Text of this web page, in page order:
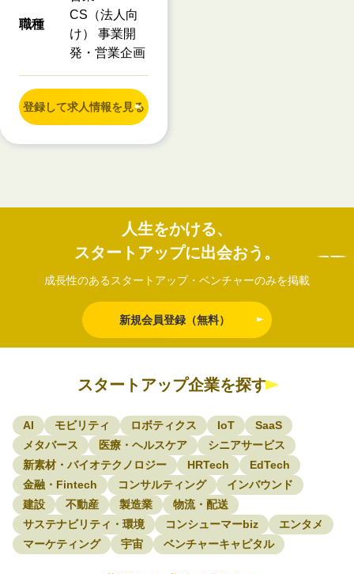
職種
CS（法人向
け） 事業開
発・営業企画
登録して求人情報を見る
人生をかける、
スタートアップに出会おう。
成長性のあるスタートアップ・ベンチャーのみを掲載
新規会員登録（無料）
スタートアップ企業を探す
AI モビリティ ロボティクス IoT
SaaS
メタバース
医療・ヘルスケア
シニアサービス
新素材・バイオテクノロジー
HRTech
EdTech
金融・Fintech
コンサルティング
インバウンド
建設
不動産 製造業
物流・配送
サステナビリティ・環境
コンシューマーbiz
エンタメ
マーケティング
宇宙 ベンチャーキャピタル